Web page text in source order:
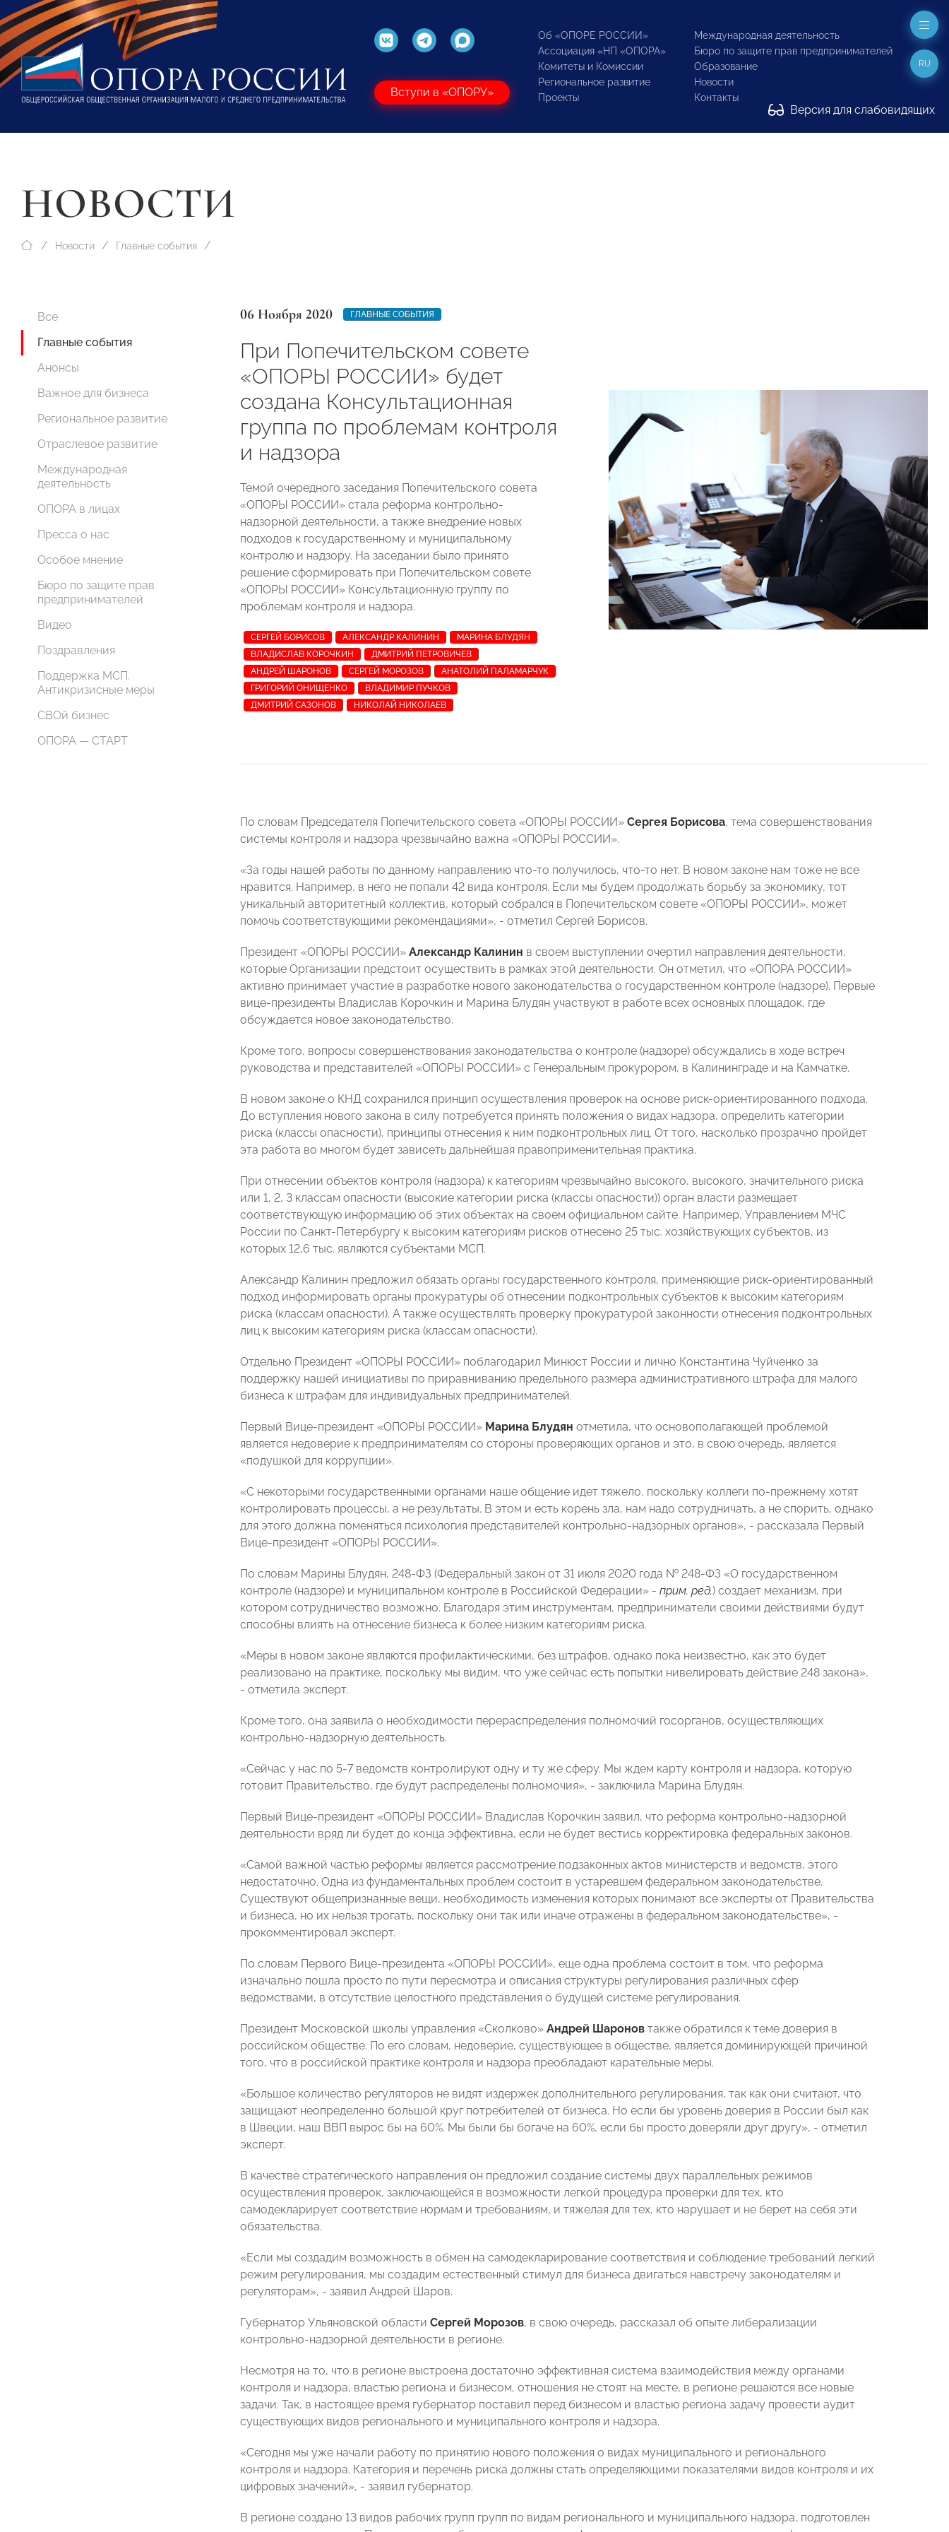
Вступи в «ОПОРУ»
Об «ОПОРЕ РОССИИ»
Ассоциация «НП «ОПОРА»
Комитеты и Комиссии
Региональное развитие
Проекты
Международная деятельность
Бюро по защите прав предпринимателей
Образование
Новости
Контакты
Версия для слабовидящих
RU
НОВОСТИ
Новости Главные события
Все
Главные события
Анонсы
Важное для бизнеса
Региональное развитие
Отраслевое развитие
Международная
деятельность
ОПОРА в лицах
Пресса о нас
Особое мнение
Бюро по защите прав
предпринимателей
Видео
Поздравления
Поддержка МСП.
Антикризисные меры
СВОй бизнес
ОПОРА — СТАРТ
06 Ноября 2020 ГЛАВНЫЕ СОБЫТИЯ
При Попечительском совете
«ОПОРЫ РОССИИ» будет
создана Консультационная
группа по проблемам контроля
и надзора
Темой очередного заседания Попечительского совета
«ОПОРЫ РОССИИ» стала реформа контрольно-
надзорной деятельности, а также внедрение новых
подходов к государственному и муниципальному
контролю и надзору. На заседании было принято
решение сформировать при Попечительском совете
«ОПОРЫ РОССИИ» Консультационную группу по
проблемам контроля и надзора.
СЕРГЕЙ БОРИСОВ АЛЕКСАНДР КАЛИНИН
МАРИНА БЛУДЯН
ВЛАДИСЛАВ КОРОЧКИН
ДМИТРИЙ ПЕТРОВИЧЕВ
АНДРЕЙ ШАРОНОВ
СЕРГЕЙ МОРОЗОВ
АНАТОЛИЙ ПАЛАМАРЧУК
ГРИГОРИЙ ОНИЩЕНКО
ВЛАДИМИР ПУЧКОВ
ДМИТРИЙ САЗОНОВ
НИКОЛАЙ НИКОЛАЕВ
По словам Председателя Попечительского совета «ОПОРЫ РОССИИ» Сергея Борисова, тема совершенствования
системы контроля и надзора чрезвычайно важна «ОПОРЫ РОССИИ».
«За годы нашей работы по данному направлению что-то получилось, что-то нет. В новом законе нам тоже не все
нравится. Например, в него не попали 42 вида контроля. Если мы будем продолжать борьбу за экономику, тот
уникальный авторитетный коллектив, который собрался в Попечительском совете «ОПОРЫ РОССИИ», может
помочь соответствующими рекомендациями», - отметил Сергей Борисов.
Президент «ОПОРЫ РОССИИ» Александр Калинин в своем выступлении очертил направления деятельности,
которые Организации предстоит осуществить в рамках этой деятельности. Он отметил, что «ОПОРА РОССИИ»
активно принимает участие в разработке нового законодательства о государственном контроле (надзоре). Первые
вице-президенты Владислав Корочкин и Марина Блудян участвуют в работе всех основных площадок, где
обсуждается новое законодательство.
Кроме того, вопросы совершенствования законодательства о контроле (надзоре) обсуждались в ходе встреч
руководства и представителей «ОПОРЫ РОССИИ» с Генеральным прокурором, в Калининграде и на Камчатке.
В новом законе о КНД сохранился принцип осуществления проверок на основе риск-ориентированного подхода.
До вступления нового закона в силу потребуется принять положения о видах надзора, определить категории
риска (классы опасности), принципы отнесения к ним подконтрольных лиц. От того, насколько прозрачно пройдет
эта работа во многом будет зависеть дальнейшая правоприменительная практика.
При отнесении объектов контроля (надзора) к категориям чрезвычайно высокого, высокого, значительного риска
или 1, 2, 3 классам опасности (высокие категории риска (классы опасности)) орган власти размещает
соответствующую информацию об этих объектах на своем официальном сайте. Например, Управлением МЧС
России по Санкт-Петербургу к высоким категориям рисков отнесено 25 тыс. хозяйствующих субъектов, из
которых 12,6 тыс. являются субъектами МСП.
Александр Калинин предложил обязать органы государственного контроля, применяющие риск-ориентированный
подход информировать органы прокуратуры об отнесении подконтрольных субъектов к высоким категориям
риска (классам опасности). А также осуществлять проверку прокуратурой законности отнесения подконтрольных
лиц к высоким категориям риска (классам опасности).
Отдельно Президент «ОПОРЫ РОССИИ» поблагодарил Минюст России и лично Константина Чуйченко за
поддержку нашей инициативы по приравниванию предельного размера административного штрафа для малого
бизнеса к штрафам для индивидуальных предпринимателей.
Первый Вице-президент «ОПОРЫ РОССИИ» Марина Блудян отметила, что основополагающей проблемой
является недоверие к предпринимателям со стороны проверяющих органов и это, в свою очередь, является
«подушкой для коррупции».
«С некоторыми государственными органами наше общение идет тяжело, поскольку коллеги по-прежнему хотят
контролировать процессы, а не результаты. В этом и есть корень зла, нам надо сотрудничать, а не спорить, однако
для этого должна поменяться психология представителей контрольно-надзорных органов», - рассказала Первый
Вице-президент «ОПОРЫ РОССИИ».
По словам Марины Блудян, 248-ФЗ (Федеральный закон от 31 июля 2020 года № 248-ФЗ «О государственном
контроле (надзоре) и муниципальном контроле в Российской Федерации» - прим. ред.) создает механизм, при
котором сотрудничество возможно. Благодаря этим инструментам, предприниматели своими действиями будут
способны влиять на отнесение бизнеса к более низким категориям риска.
«Меры в новом законе являются профилактическими, без штрафов, однако пока неизвестно, как это будет
реализовано на практике, поскольку мы видим, что уже сейчас есть попытки нивелировать действие 248 закона»,
- отметила эксперт.
Кроме того, она заявила о необходимости перераспределения полномочий госорганов, осуществляющих
контрольно-надзорную деятельность.
«Сейчас у нас по 5-7 ведомств контролируют одну и ту же сферу. Мы ждем карту контроля и надзора, которую
готовит Правительство, где будут распределены полномочия», - заключила Марина Блудян.
Первый Вице-президент «ОПОРЫ РОССИИ» Владислав Корочкин заявил, что реформа контрольно-надзорной
деятельности вряд ли будет до конца эффективна, если не будет вестись корректировка федеральных законов.
«Самой важной частью реформы является рассмотрение подзаконных актов министерств и ведомств, этого
недостаточно. Одна из фундаментальных проблем состоит в устаревшем федеральном законодательстве.
Существуют общепризнанные вещи, необходимость изменения которых понимают все эксперты от Правительства
и бизнеса, но их нельзя трогать, поскольку они так или иначе отражены в федеральном законодательстве», -
прокомментировал эксперт.
По словам Первого Вице-президента «ОПОРЫ РОССИИ», еще одна проблема состоит в том, что реформа
изначально пошла просто по пути пересмотра и описания структуры регулирования различных сфер
ведомствами, в отсутствие целостного представления о будущей системе регулирования.
Президент Московской школы управления «Сколково» Андрей Шаронов также обратился к теме доверия в
российском обществе. По его словам, недоверие, существующее в обществе, является доминирующей причиной
того, что в российской практике контроля и надзора преобладают карательные меры.
«Большое количество регуляторов не видят издержек дополнительного регулирования, так как они считают, что
защищают неопределенно большой круг потребителей от бизнеса. Но если бы уровень доверия в России был как
в Швеции, наш ВВП вырос бы на 60%. Мы были бы богаче на 60%, если бы просто доверяли друг другу», - отметил
эксперт.
В качестве стратегического направления он предложил создание системы двух параллельных режимов
осуществления проверок, заключающейся в возможности легкой процедура проверки для тех, кто
самодекларирует соответствие нормам и требованиям, и тяжелая для тех, кто нарушает и не берет на себя эти
обязательства.
«Если мы создадим возможность в обмен на самодекларирование соответствия и соблюдение требований легкий
режим регулирования, мы создадим естественный стимул для бизнеса двигаться навстречу законодателям и
регуляторам», - заявил Андрей Шаров.
Губернатор Ульяновской области Сергей Морозов, в свою очередь, рассказал об опыте либерализации
контрольно-надзорной деятельности в регионе.
Несмотря на то, что в регионе выстроена достаточно эффективная система взаимодействия между органами
контроля и надзора, властью региона и бизнесом, отношения не стоят на месте, в регионе решаются все новые
задачи. Так, в настоящее время губернатор поставил перед бизнесом и властью региона задачу провести аудит
существующих видов регионального и муниципального контроля и надзора.
«Сегодня мы уже начали работу по принятию нового положения о видах муниципального и регионального
контроля и надзора. Категория и перечень риска должны стать определяющими показателями видов контроля и их
цифровых значений», - заявил губернатор.
В регионе создано 13 видов рабочих групп групп по видам регионального и муниципального надзора, подготовлен